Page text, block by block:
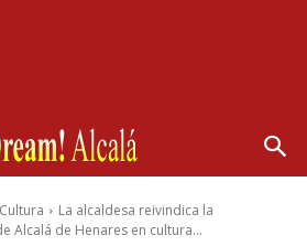
Cultura
La alcaldesa reivindica la
Alcalá de Henares en cultura...